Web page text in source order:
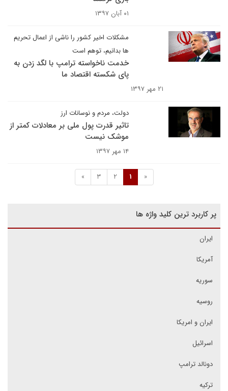
۰۱ آبان ۱۳۹۷
مشکلات اخیر کشور را ناشی از اعمال تحریم
ها بدانیم، توهم است
خدمت ناخواسته ترامپ با لگد زدن به
پای شکسته اقتصاد ما
۲۱ مهر ۱۳۹۷
دولت، مردم و نوسانات ارز
تاثیر قدرت پول ملی بر معادلات کمتر از
موشک نیست
۱۴ مهر ۱۳۹۷
«
1
2
3
»
پر کاربرد ترین کلید واژه ها
ایران
آمریکا
سوریه
روسیه
ایران و امریکا
اسرائیل
دونالد ترامپ
ترکیه